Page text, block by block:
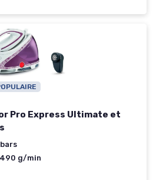
Pro Express Ultimate et
490 g/min